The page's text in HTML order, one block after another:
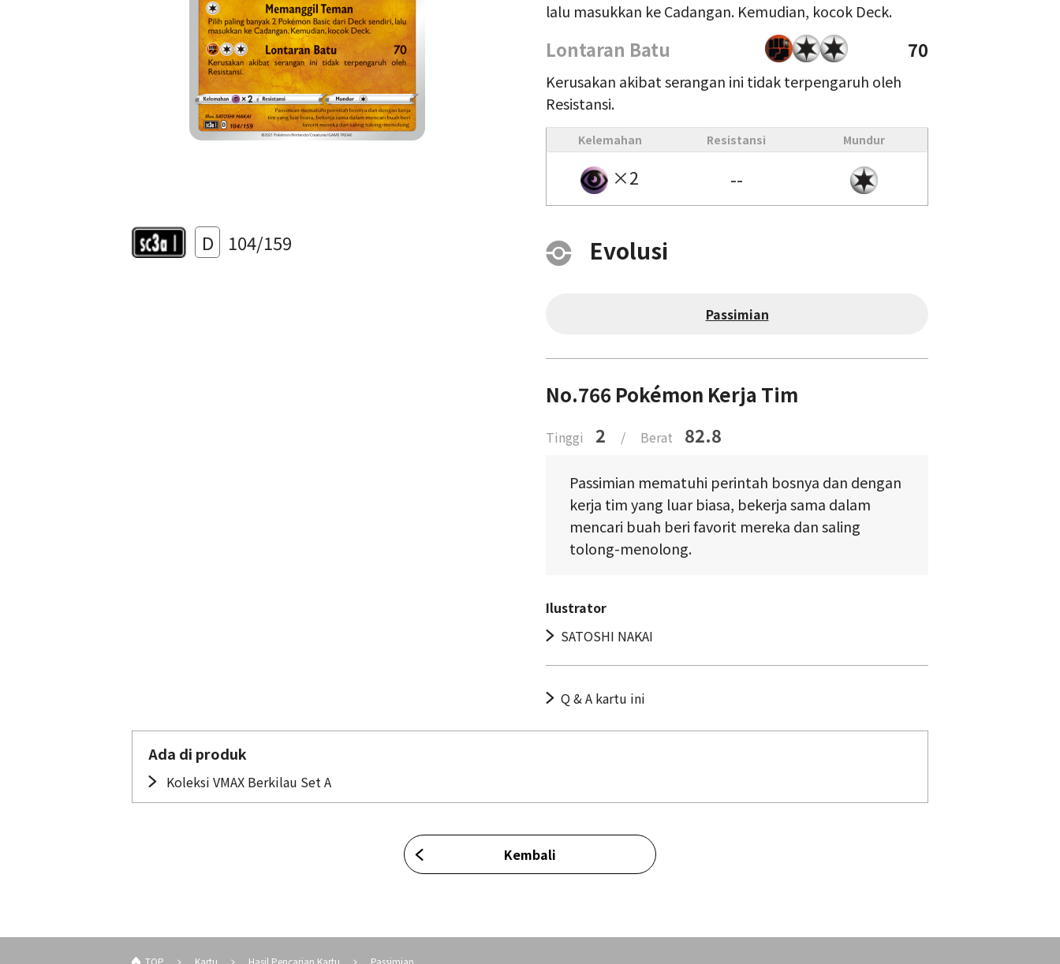
lalu masukkan ke Cadangan. Kemudian, kocok Deck.
Lontaran Batu 70
Kerusakan akibat serangan ini tidak terpengaruh oleh
Resistansi.
Kelemahan Resistansi Mundur
×2 --
D 104/159 Evolusi
Passimian
No.766 Pokémon Kerja Tim
Tinggi 2 / Berat 82.8
Passimian mematuhi perintah bosnya dan dengan
kerja tim yang luar biasa, bekerja sama dalam
mencari buah beri favorit mereka dan saling
tolong-menolong.
Ilustrator
SATOSHI NAKAI
Q & A kartu ini
Ada di produk
Koleksi VMAX Berkilau Set A
Kembali
TOP Kartu Hasil Pencarian Kartu Passimian